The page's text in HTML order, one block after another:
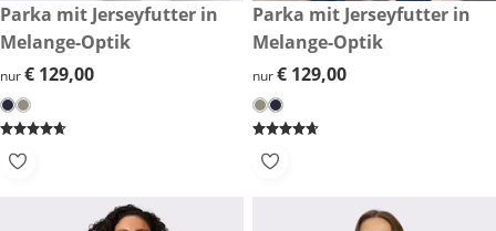
€ 129,00
Parka mit Jerseyfutter in
Melange-Optik
€ 129,00
nur€ 129,00
€ 129,00
Parka mit Jerseyfutter in
Melange-Optik
€ 129,00
nur€ 129,00